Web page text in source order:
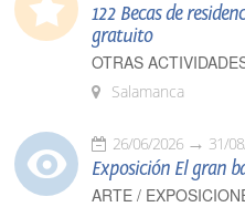
122 Becas de
gratuito
OTRAS
Salamanca
26/06/2026 31/
Exposición El gran
ARTE /